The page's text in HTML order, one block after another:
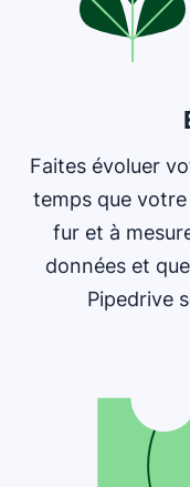
Faites évoluer
temps que
fur et à
données et
Pipedrive